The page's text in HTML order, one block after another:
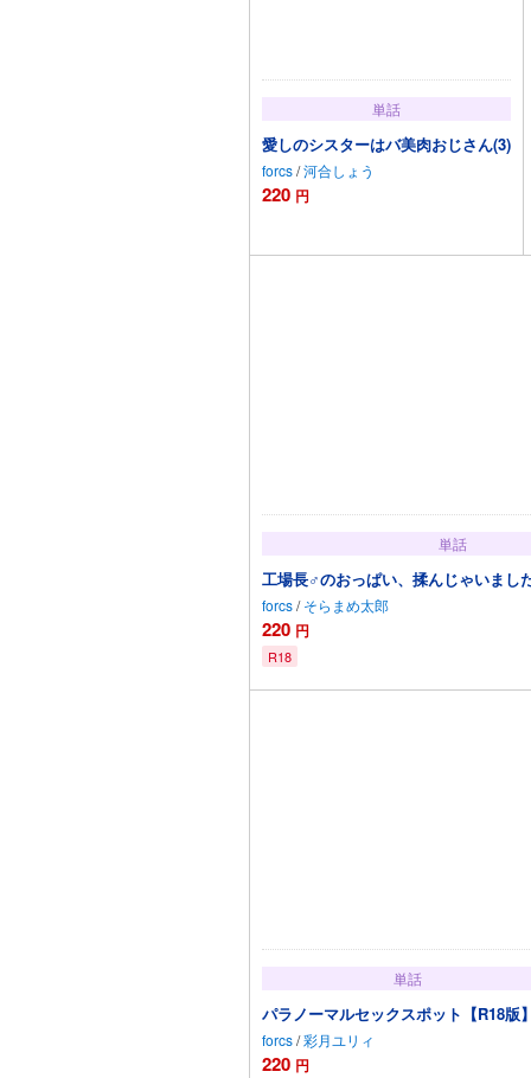
単話
愛しのシスターはバ美肉おじさん(3)
forcs/河合しょう
220 円
単話
工場長♂のおっぱい、揉んじゃいまし
forcs/ そらまめ太郎
220 円
R18
単話
パラノーマルセックスポット【R18版
forcs/彩月ユリィ
220 円